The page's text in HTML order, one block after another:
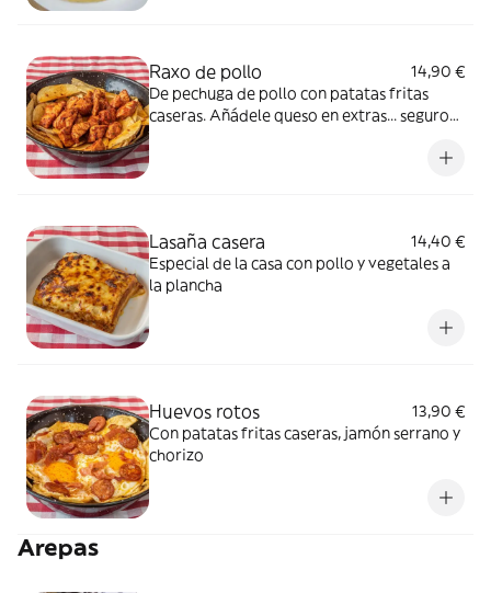
Raxo de pollo
14,90 €
De pechuga de pollo con patatas fritas
caseras. Añádele queso en extras... seguro
Lasaña casera
14,40 €
Especial de la casa con pollo y vegetales a
la plancha
Huevos rotos
13,90 €
Con patatas fritas caseras, jamón serrano y
chorizo
Arepas